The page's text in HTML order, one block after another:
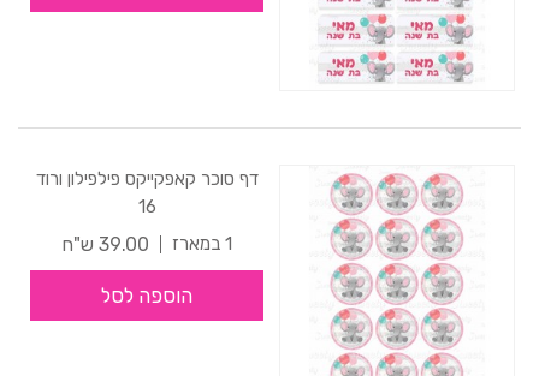
דף סוכר קאפקייקס פילפילון ורוד
16
1 במארז
39.00 ש"ח
הוספה לסל